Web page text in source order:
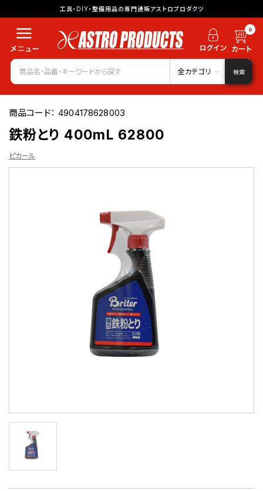
工具・DIY・整備用品の専門通販アストロプロダクツ
0
全カテゴリ 検索
商品コード：4904178628003
鉄粉とり 400mL 62800
ピカール